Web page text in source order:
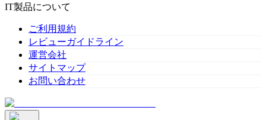
IT製品について
ご利用規約
レビューガイドライン
運営会社
サイトマップ
お問い合わせ